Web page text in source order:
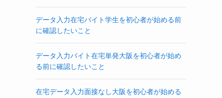
データ入力在宅バイト学生を初心者が始める前
に確認したいこと
データ入力バイト在宅単発大阪を初心者が始め
る前に確認したいこと
在宅データ入力面接なし大阪を初心者が始める